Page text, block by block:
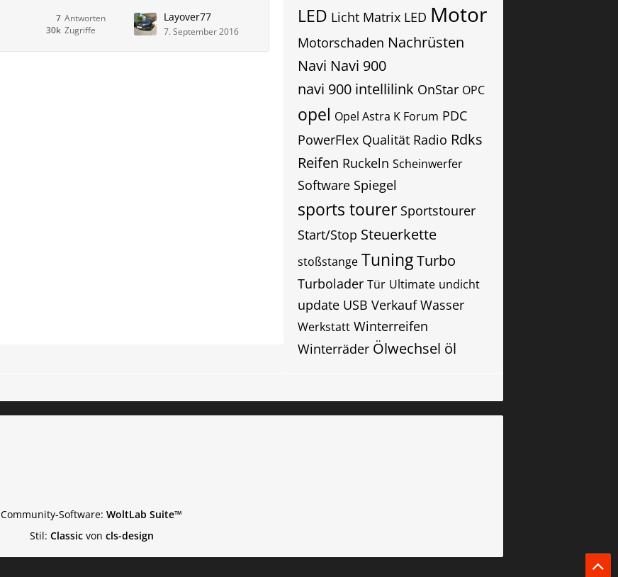
Antworten
7
Zugriffe
30k
Layover77
7. September 2016
LED Licht Matrix LED Motor
Motorschaden Nachrüsten
Navi Navi 900
navi 900 intellilink OnStar OPC
opel Opel Astra K Forum PDC
PowerFlex Qualität Radio Rdks
Reifen Ruckeln Scheinwerfer
Software Spiegel
sports tourer Sportstourer
Start/Stop Steuerkette
stoßstange TuningTurbo
Turbolader Tür Ultimate undicht
update USB Verkauf Wasser
Werkstatt Winterreifen
Winterräder Ölwechsel öl
Community-Software: WoltLab Suite™
Stil: Classicvon cls-design